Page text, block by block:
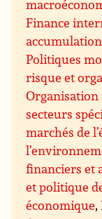
Finance
accumulation
Politiques
risque et
secteurs
marchés de
financiers et
et politique
économique,